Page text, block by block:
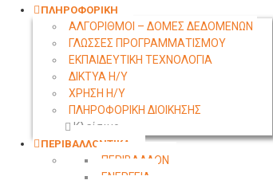
ΠΛΗΡΟΦΟΡΙΚΗ
ΑΛΓΟΡΙΘΜΟΙ – ΔΟΜΕΣ ΔΕΔΟΜΕΝΩΝ
ΓΛΩΣΣΕΣ ΠΡΟΓΡΑΜΜΑΤΙΣΜΟΥ
ΕΚΠΑΙΔΕΥΤΙΚΗ ΤΕΧΝΟΛΟΓΙΑ
ΔΙΚΤΥΑ Η/Υ
ΧΡΗΣΗ Η/Υ
ΠΛΗΡΟΦΟΡΙΚΗ ΔΙΟΙΚΗΣΗΣ
Κλείσιμο
ΠΕΡΙΒΑΛΛΟΝΤΙΚΑ
ΠΕΡΙΒΑΛΛΟΝ
ΕΝΕΡΓΕΙΑ